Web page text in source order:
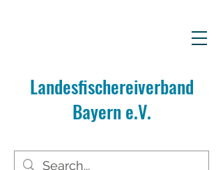
Landesfischereiverband
Bayern e.V.